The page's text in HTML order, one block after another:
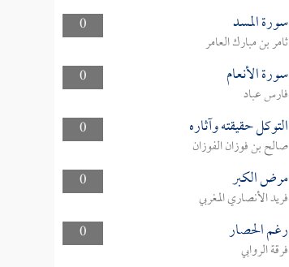
0 سورة المسد
ثامر بن مبارك العامر
0
سورة الأنعام
فارس عباد
0
التوكل حقيقته وآثاره
صالح بن فوزان الفوزان
0
مرض الكبر
فريد الأنصاري المغربي
0
رغم الحصار
فرقة الروابي